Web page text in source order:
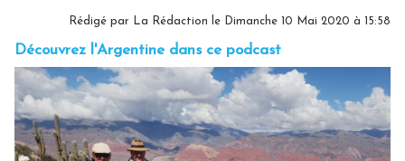
Rédigé par La Rédaction le Dimanche 10 Mai 2020 à 15:58
Découvrez l'Argentine dans ce podcast